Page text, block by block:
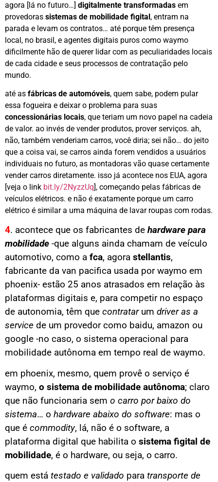
agora [lá no futuro…] digitalmente transformadas em
provedoras sistemas de mobilidade figital, entram na
parada e levam os contratos… até porque têm presença
local, no brasil, e agentes digitais puros como waymo
dificilmente hão de querer lidar com as peculiaridades locais
de cada cidade e seus processos de contratação pelo
mundo.
até as fábricas de automóveis, quem sabe, podem pular
essa fogueira e deixar o problema para suas
concessionárias locais, que teriam um novo papel na cadeia
de valor. ao invés de vender produtos, prover serviços. ah,
não, também venderiam carros, você diria; sei não… do jeito
que a coisa vai, se carros ainda forem vendidos a usuários
individuais no futuro, as montadoras vão quase certamente
vender carros diretamente. isso já acontece nos EUA, agora
[veja o link bit.ly/2NyzzUq], começando pelas fábricas de
veículos elétricos. e não é exatamente porque um carro
elétrico é similar a uma máquina de lavar roupas com rodas.
4. acontece que os fabricantes de hardware para
mobilidade -que alguns ainda chamam de veículo
automotivo, como a fca, agora stellantis,
fabricante da van pacifica usada por waymo em
phoenix- estão 25 anos atrasados em relação às
plataformas digitais e, para competir no espaço
de autonomia, têm que contratarum driver as a
service de um provedor como baidu, amazon ou
google -no caso, o sistema operacional para
mobilidade autônoma em tempo real de waymo.
em phoenix, mesmo, quem provê o serviço é
waymo, o sistema de mobilidade autônoma; claro
que não funcionaria sem o carro por baixo do
sistema… o hardware abaixo do software: mas o
que é commodity, lá, não é o software, a
plataforma digital que habilita o sistema figital de
mobilidade, é o hardware, ou seja, o carro.
quem está testado e validado para transporte de